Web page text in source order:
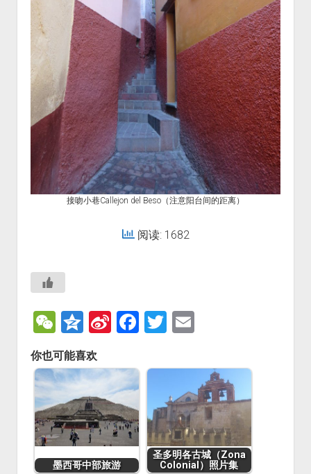
接吻小巷Callejon del Beso（注意阳台间的距离）
阅读: 1682
W
e
C
h
at
Q
z
o
n
e
Si
a
W
ei
b
o
F
c
e
b
o
o
T
tt
er
E
ai
l
你也可能喜欢
墨西哥中部旅游
圣多明各古城（Zona
Colonial）照片集